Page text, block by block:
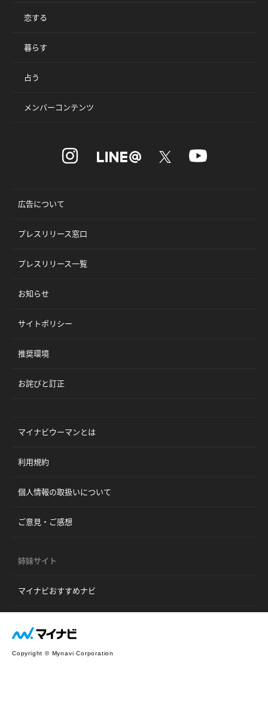
恋する
暮らす
占う
メンバーコンテンツ
広告について
プレスリリース窓口
プレスリリース一覧
お知らせ
サイトポリシー
推奨環境
お詫びと訂正
マイナビウーマンとは
利用規約
個人情報の取扱いについて
ご意見・ご感想
姉妹サイト
マイナビおすすめナビ
Copyright © Mynavi Corporation